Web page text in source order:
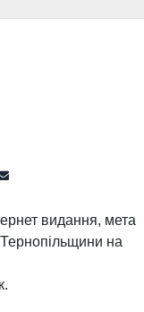
видання, мета
Тернопільщини на